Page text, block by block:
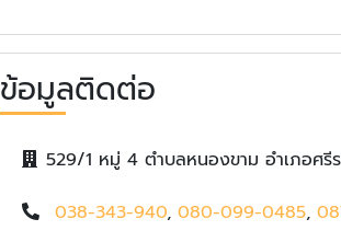
ข้อมูลติดต่อ
529/1 หมู่ 4 ตำบลหนองขาม อำเภอศรี
038-343-940, 080-099-0485,